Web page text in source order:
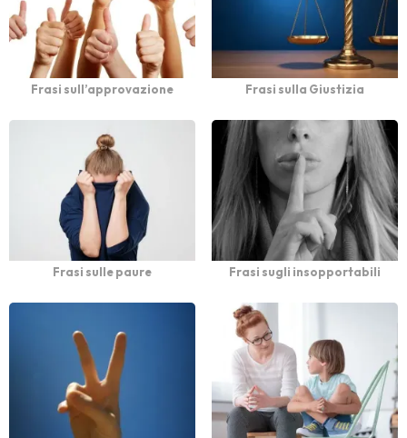
Frasi sull’approvazione Frasi sulla Giustizia
Frasi sulle paure Frasi sugli insopportabili